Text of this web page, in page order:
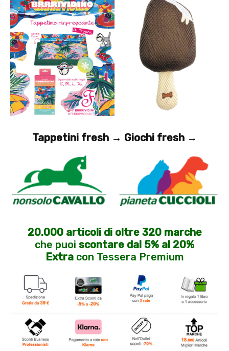
Tappetini fresh → Giochi fresh →
20.000 articoli di oltre 320 marche
che puoi scontare dal 5% al 20%
Extracon Tessera Premium